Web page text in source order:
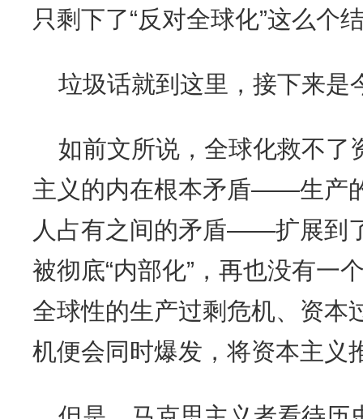
只剩下了“反对全球化”这么个
垃圾话就到这里，接下来是
如前文所说，全球化救不了
主义的内在根本矛盾——生产
人占有之间的矛盾——扩展到
被彻底“内部化”，再也没有一
全球性的生产过剩危机、资本
机便会同时爆发，将资本主义